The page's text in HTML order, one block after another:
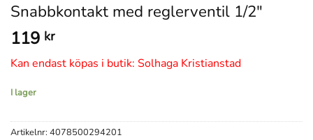
Snabbkontakt med reglerventil 1/2″
119 kr
Kan endast köpas i butik: Solhaga Kristianstad
I lager
Artikelnr: 4078500294201